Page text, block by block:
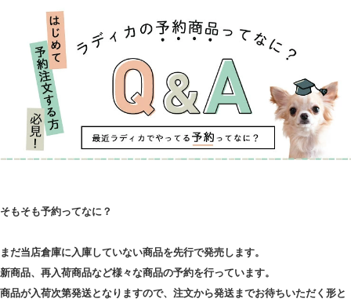
そもそも予約ってなに？
まだ当店倉庫に入庫していない商品を先行で発売します。
新商品、再入荷商品など様々な商品の予約を行っています。
商品が入荷次第発送となりますので、注文から発送までお待ちいただく形と